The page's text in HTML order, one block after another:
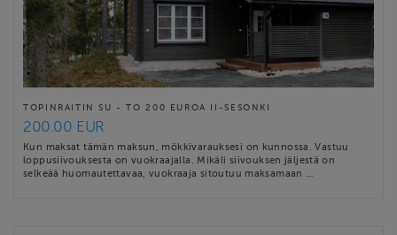
TOPINRAITIN SU - TO 200 EUROA II-SESONKI
200.00 EUR
Kun maksat tämän maksun, mökkivarauksesi on kunnossa. Vastuu
loppusiivouksesta on vuokraajalla. Mikäli siivouksen jäljestä on
selkeää huomautettavaa, vuokraaja sitoutuu maksamaan …